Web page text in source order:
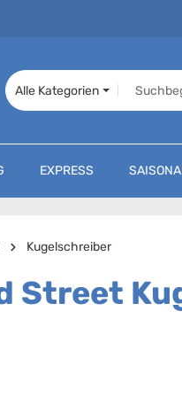
Alle Kategorien
EXPRESS
Kugelschreiber
Street